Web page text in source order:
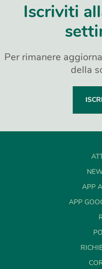
Iscriviti
Per rimanere
della
APP
APP